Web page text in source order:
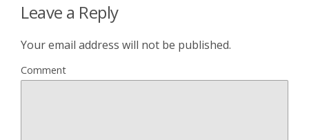
Leave a Reply
Your email address will not be published.
Comment